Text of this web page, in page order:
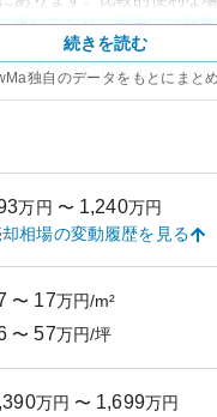
適しており、周囲には商
す。青梅市内は自然豊か
周辺地域の開発が進んでお
のの、管理状況により清掃
しています。
は、首都圏でありながら手
活環境が整っているため
、市況に応じた価値の変動
自然災害リスクが懸念され
続きを読む
独自のデータをもとにまと
万円 〜 1,240万円
相場の変動履歴を見る
〜 17万円/m²
〜 57万円/坪
万円 〜 1,699万円